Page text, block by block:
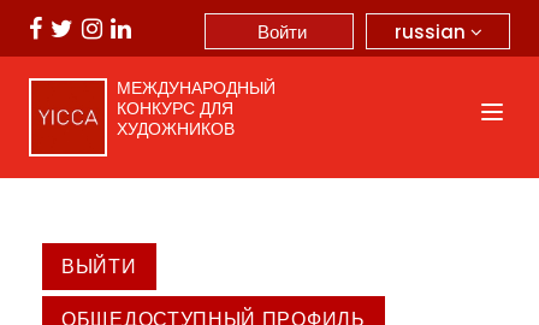
russian
Войти
МЕЖДУНАРОДНЫЙ
КОНКУРС ДЛЯ
ХУДОЖНИКОВ
ВЫЙТИ
ОБЩЕДОСТУПНЫЙ ПРОФИЛЬ